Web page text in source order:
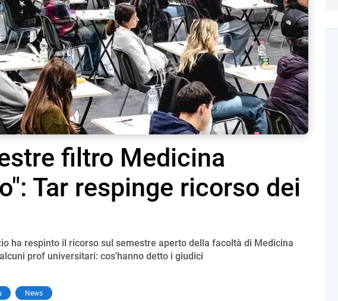
filtro Medicina
Tar respinge ricorso dei
ha respinto il ricorso sul semestre aperto della facoltà di Medicina
prof universitari: cos'hanno detto i giudici
News